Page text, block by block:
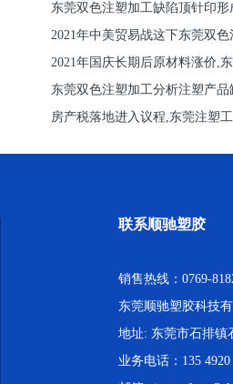
东莞双色注塑加工缺陷顶针印
2021年中美贸易战这下东莞双
2021年国庆长期后原材料涨价,
东莞双色注塑加工分析注塑产品
房产税落地进入议程,东莞注塑
联系顺驰塑胶
销售热线：0769-
东莞顺驰塑胶科技
地址: 东莞市石排镇
业务电话：135 4920